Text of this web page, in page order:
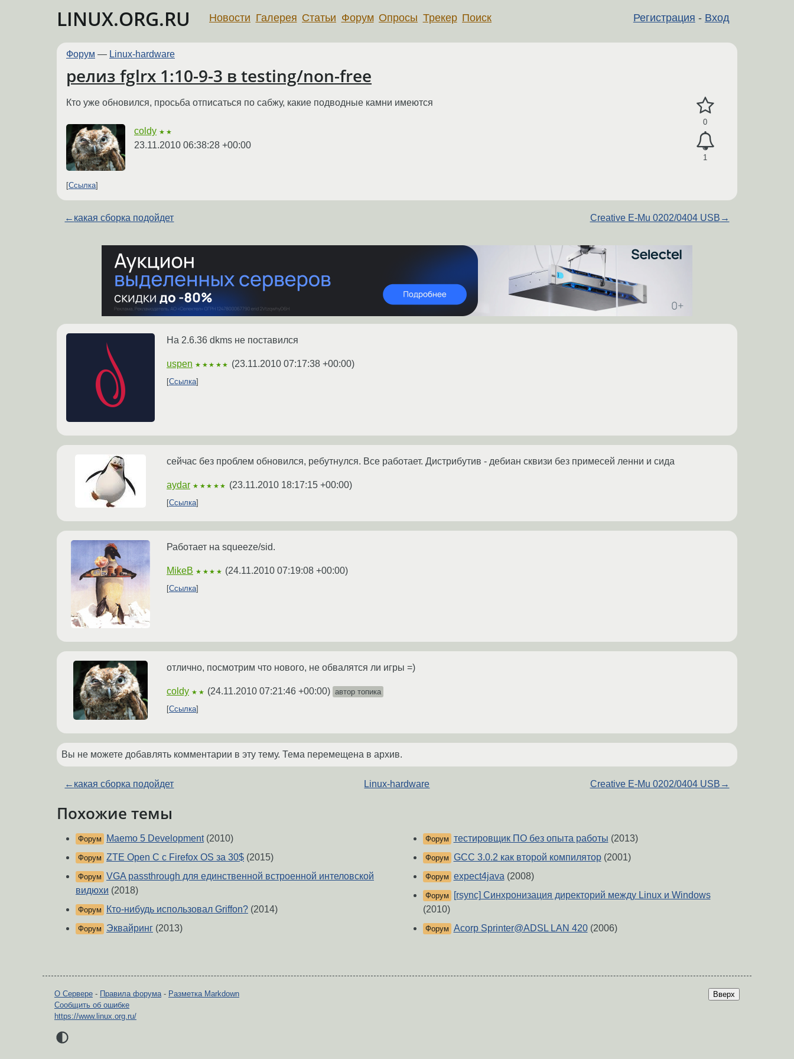
LINUX.ORG.RU Регистрация - Вход
Новости Галерея Статьи Форум Опросы Трекер Поиск
Форум — Linux-hardware
релиз fglrx 1:10-9-3 в testing/non-free
0
1
Кто уже обновился, просьба отписаться по сабжу, какие подводные камни имеются
coldy ★★
23.11.2010 06:38:28 +00:00
Ссылка
← какая сборка подойдет Creative E-Mu 0202/0404 USB →
На 2.6.36 dkms не поставился
uspen ★★★★★ (23.11.2010 07:17:38 +00:00)
Ссылка
сейчас без проблем обновился, ребутнулся. Все работает. Дистрибутив - дебиан сквизи без примесей ленни и сида
aydar ★★★★★ (23.11.2010 18:17:15 +00:00)
Ссылка
Работает на squeeze/sid.
MikeB ★★★★ (24.11.2010 07:19:08 +00:00)
Ссылка
отлично, посмотрим что нового, не обвалятся ли игры =)
coldy ★★ (24.11.2010 07:21:46 +00:00) автор топика
Ссылка
Вы не можете добавлять комментарии в эту тему. Тема перемещена в архив.
← какая сборка подойдет Linux-hardware Creative E-Mu 0202/0404 USB →
Похожие темы
Форум Maemo 5 Development(2010)
Форум ZTE Open C с Firefox OS за 30$ (2015)
Форум VGA passthrough для единственной встроенной интеловской
видюхи (2018)
Форум Кто-нибудь использовал Griffon? (2014)
Форум Эквайринг (2013)
Форум тестировщик ПО без опыта работы (2013)
Форум GCC 3.0.2 как второй компилятор(2001)
Форум expect4java (2008)
Форум
[rsync] Синхронизация директорий между Linux и Windows
(2010)
Форум Acorp Sprinter@ADSL LAN 420(2006)
Вверх
О Сервере - Правила форума - Разметка Markdown
Сообщить об ошибке
https://www.linux.org.ru/